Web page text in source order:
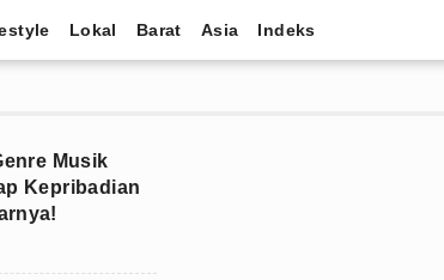
Lokal Barat Asia Indeks
Musik
Kepribadian